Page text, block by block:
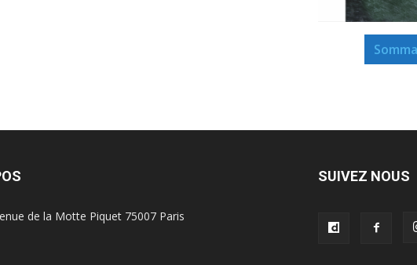
de la Motte Piquet 75007 Paris
SUIVEZ NOUS